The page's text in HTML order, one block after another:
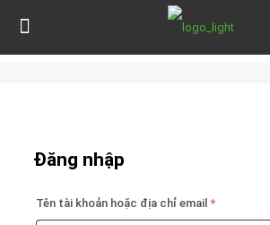
Đăng nhập
Tên tài khoản hoặc địa chỉ email *Bắt